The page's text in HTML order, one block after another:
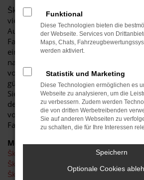
Škoda ist ein renommierter
vielen Jahren auf dem Automarkt zu
Autohaus Schiefelbein verstehen uns
Fahrzeuge dieses Herstellers und
einer umfassenden Beratung.
nach einem Neuwagen und damit
von Škoda suchen oder sich eher in
günstigen Gebrauchtwagens
Sie eine große Auswahl und schöpfen
dem Vollen“. Dabei profitieren Sie von
von mehr als 30 Jahren als regional
Familienbetrieb mit viel Liebe zu
Modelle
Škoda Fabia
Škoda Karoq
Škoda Kodiaq
Funktional
Diese Technologien bieten die
der Webseite. Services von
Maps, Chats,
werden aktiviert.
Statistik und Marketing
Diese Technologien ermöglichen es
Webseite zu analysieren, um die
zu verbessern. Zudem werden
die von dritten Werbetreibenden
Sie auf anderen Webseiten zu
zu schalten, die für Ihre Interessen
Speichern
Optionale Cookies